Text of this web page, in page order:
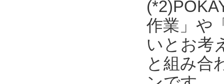
作業」や
いとお考
と組み合